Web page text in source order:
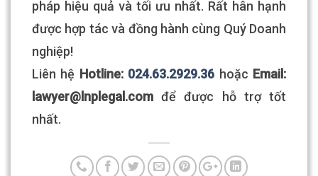
pháp hiệu quả và tối ưu nhất. Rất hân hạnh
được hợp tác và đồng hành cùng Quý Doanh
nghiệp!
Liên hệ Hotline: 024.63.2929.36 hoặc Email:
lawyer@lnplegal.com​ để được hỗ trợ tốt
nhất.